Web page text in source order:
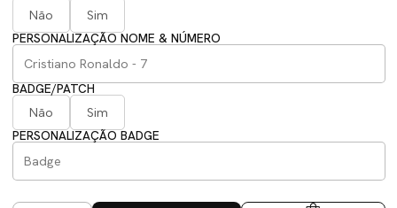
Não
Sim
PERSONALIZAÇÃO NOME & NÚMERO
BADGE/PATCH
Não
Sim
PERSONALIZAÇÃO BADGE